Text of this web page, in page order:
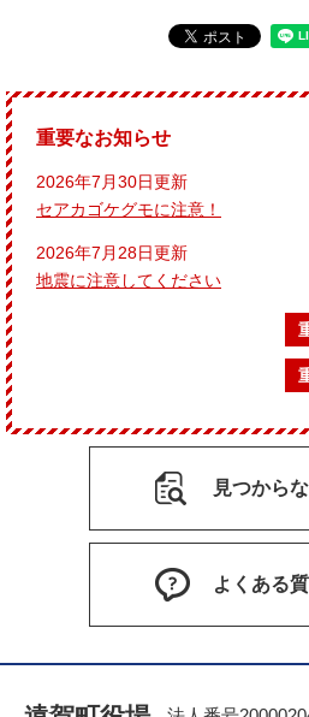
重要なお知らせ
2026年7月30日更新
セアカゴケグモに注意！
2026年7月28日更新
地震に注意してください
見つから
よくある